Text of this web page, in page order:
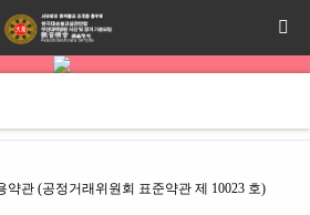
약관 (공정거래위원회 표준약관 제 10023 호)